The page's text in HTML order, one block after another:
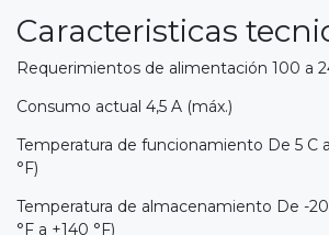
Caracteristicas
Requerimientos de alimentación 100 a
Consumo actual 4,5 A (máx.)
Temperatura de funcionamiento De 5 C
°F)
Temperatura de almacenamiento De -20
°F a +140 °F)